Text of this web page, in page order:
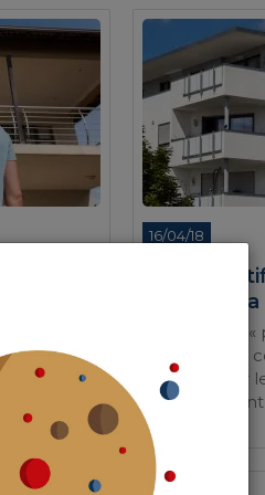
le louer
sa
2018
16/04/18
Le
doigt par
Un dispositif
coûteux » La
penchée sur
accordées